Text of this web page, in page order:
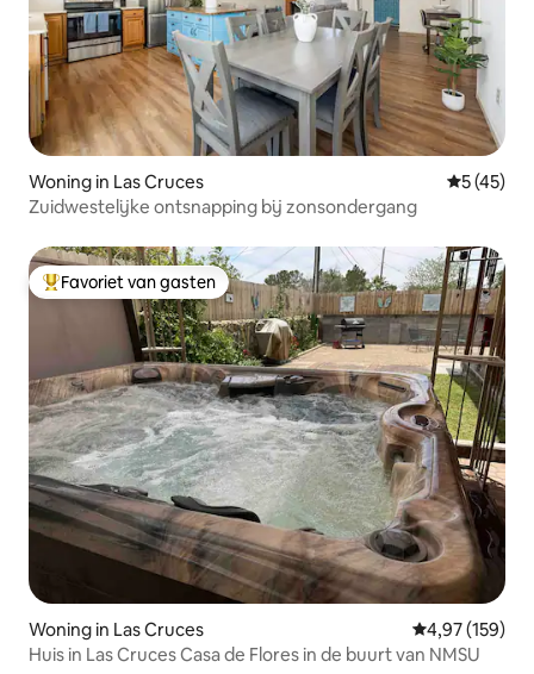
Woning in Las Cruces
5 (45)
Zuidwestelijke ontsnapping bij zonsondergang
Topfavoriet van gasten
Favoriet van gasten
Woning in Las Cruces Gemiddelde
4,97 (159)
Huis in Las Cruces Casa de Flores in de buurt van NMSU